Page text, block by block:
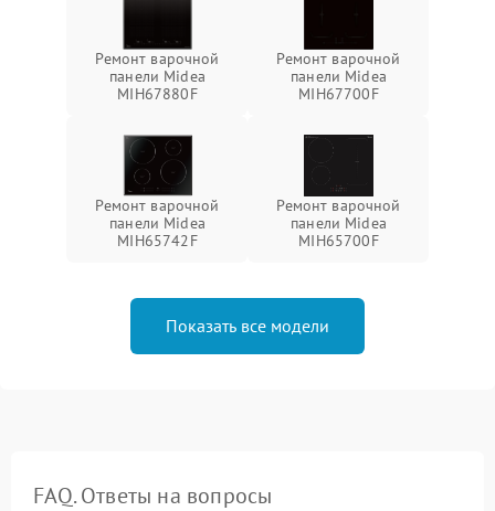
Ремонт варочной
панели Midea
MIH67880F
Ремонт варочной
панели Midea
MIH67700F
Ремонт варочной
панели Midea
MIH65742F
Ремонт варочной
панели Midea
MIH65700F
Показать все модели
FAQ. Ответы на вопросы